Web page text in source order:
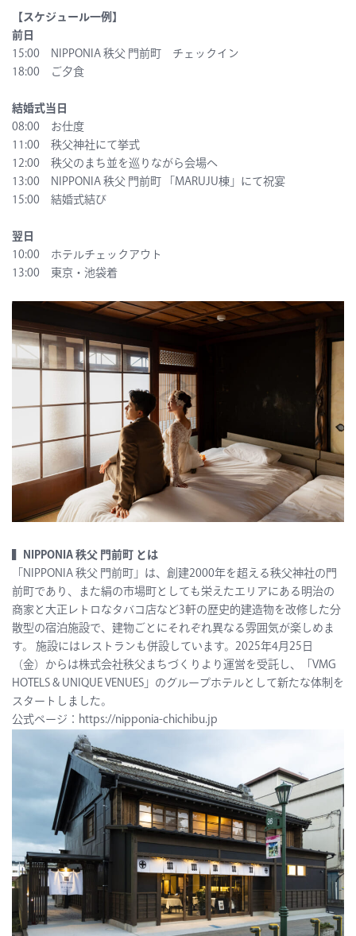
【スケジュール一例】
前日
15:00 NIPPONIA 秩父 門前町 チェックイン
18:00 ご夕食
結婚式当日
08:00 お仕度
11:00 秩父神社にて挙式
12:00 秩父のまち並を巡りながら会場へ
13:00 NIPPONIA 秩父 門前町 「MARUJU棟」にて祝宴
15:00 結婚式結び
翌日
10:00 ホテルチェックアウト
13:00 東京・池袋着
▍NIPPONIA 秩父 門前町 とは
「NIPPONIA 秩父 門前町」は、創建2000年を超える秩父神社の門
前町であり、また絹の市場町としても栄えたエリアにある明治の
商家と大正レトロなタバコ店など3軒の歴史的建造物を改修した分
散型の宿泊施設で、建物ごとにそれぞれ異なる雰囲気が楽しめま
す。 施設にはレストランも併設しています。2025年4月25日
（金）からは株式会社秩父まちづくりより運営を受託し、「VMG
HOTELS & UNIQUE VENUES」のグループホテルとして新たな体制を
スタートしました。
公式ページ： https://nipponia-chichibu.jp